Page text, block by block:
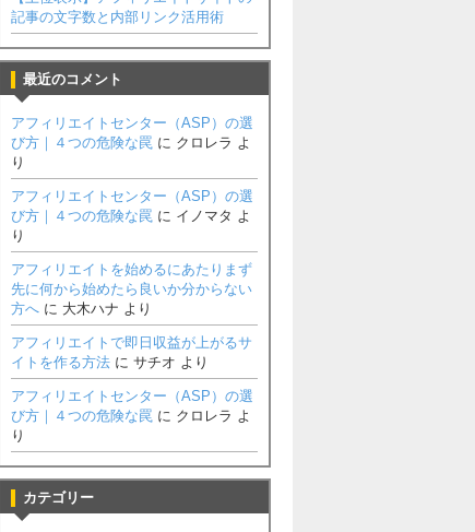
記事の文字数と内部リンク活用術
最近のコメント
アフィリエイトセンター（ASP）の選
び方｜４つの危険な罠 に クロレラ よ
り
アフィリエイトセンター（ASP）の選
び方｜４つの危険な罠 に イノマタ よ
り
アフィリエイトを始めるにあたりまず
先に何から始めたら良いか分からない
方へ に 大木ハナ より
アフィリエイトで即日収益が上がるサ
イトを作る方法 に サチオ より
アフィリエイトセンター（ASP）の選
び方｜４つの危険な罠 に クロレラ よ
り
カテゴリー